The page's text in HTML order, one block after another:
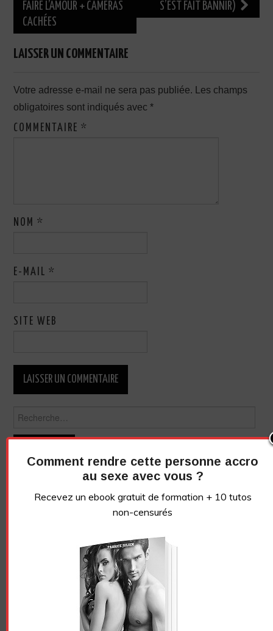
articles
FAIRE L’AMOUR + CAMÉRAS
CACHÉES
S’EST FAIT BANNIR)
LAISSER UN COMMENTAIRE
Votre adresse e-mail ne sera pas publiée.
Les champs
obligatoires sont indiqués avec*
COMMENTAIRE*
NOM*
E-MAIL*
SITE WEB
Comment rendre cette personne accro
au sexe avec vous ?
Recevez un ebook gratuit de formation + 10 tutos
non-censurés